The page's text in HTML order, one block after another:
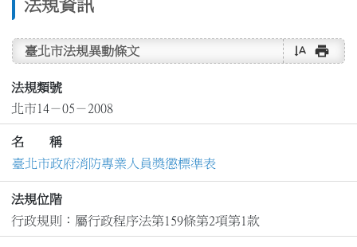
法規資訊
臺北市法規異動條文 text_rotate_vertical print
法規類號
北市14－05－2008
名 稱
臺北市政府消防專業人員獎懲標準表
法規位階
行政規則：屬行政程序法第159條第2項第1款